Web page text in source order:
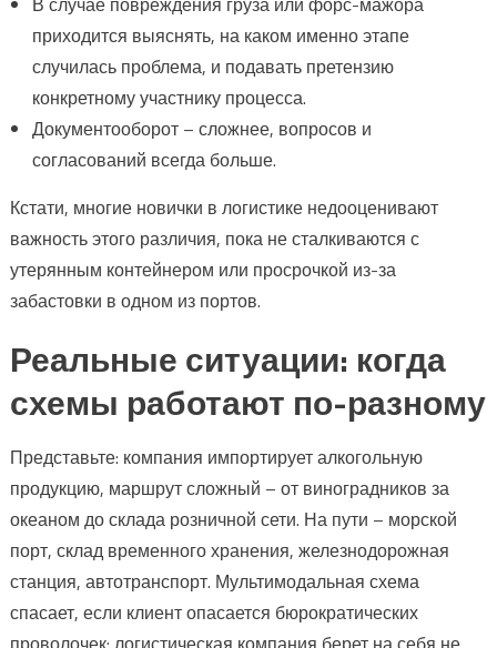
приходится выяснять, на каком именно этапе
случилась проблема, и подавать претензию
конкретному участнику процесса.
Документооборот – сложнее, вопросов и
согласований всегда больше.
Кстати, многие новички в логистике недооценивают
важность этого различия, пока не сталкиваются с
утерянным контейнером или просрочкой из-за
забастовки в одном из портов.
Реальные ситуации: когда
схемы работают по-разному
Представьте: компания импортирует алкогольную
продукцию, маршрут сложный – от виноградников за
океаном до склада розничной сети. На пути – морской
порт, склад временного хранения, железнодорожная
станция, автотранспорт. Мультимодальная схема
спасает, если клиент опасается бюрократических